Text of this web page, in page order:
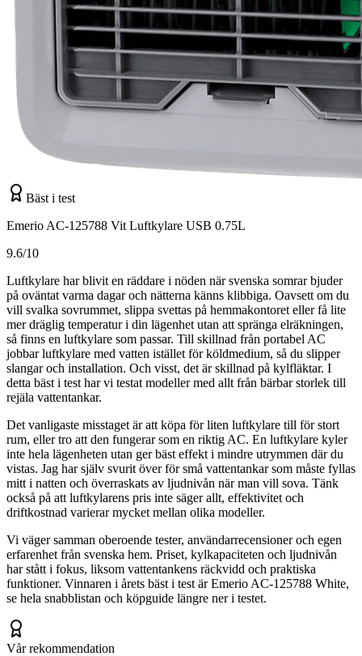
Bäst i test
Emerio AC-125788 Vit Luftkylare USB 0.75L
9.6/10
Luftkylare har blivit en räddare i nöden när svenska somrar bjuder
på oväntat varma dagar och nätterna känns klibbiga. Oavsett om du
vill svalka sovrummet, slippa svettas på hemmakontoret eller få lite
mer dräglig temperatur i din lägenhet utan att spränga elräkningen,
så finns en luftkylare som passar. Till skillnad från portabel AC
jobbar luftkylare med vatten istället för köldmedium, så du slipper
slangar och installation. Och visst, det är skillnad på kylfläktar. I
detta bäst i test har vi testat modeller med allt från bärbar storlek till
rejäla vattentankar.
Det vanligaste misstaget är att köpa för liten luftkylare till för stort
rum, eller tro att den fungerar som en riktig AC. En luftkylare kyler
inte hela lägenheten utan ger bäst effekt i mindre utrymmen där du
vistas. Jag har själv svurit över för små vattentankar som måste fyllas
mitt i natten och överraskats av ljudnivån när man vill sova. Tänk
också på att luftkylarens pris inte säger allt, effektivitet och
driftkostnad varierar mycket mellan olika modeller.
Vi väger samman oberoende tester, användarrecensioner och egen
erfarenhet från svenska hem. Priset, kylkapaciteten och ljudnivån
har stått i fokus, liksom vattentankens räckvidd och praktiska
funktioner. Vinnaren i årets bäst i test är Emerio AC-125788 White,
se hela snabblistan och köpguide längre ner i testet.
Vår rekommendation